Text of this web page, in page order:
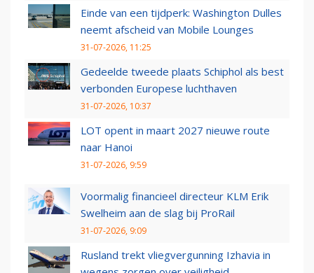
Einde van een tijdperk: Washington Dulles
neemt afscheid van Mobile Lounges
31-07-2026, 11:25
Gedeelde tweede plaats Schiphol als best
verbonden Europese luchthaven
31-07-2026, 10:37
LOT opent in maart 2027 nieuwe route
naar Hanoi
31-07-2026, 9:59
Voormalig financieel directeur KLM Erik
Swelheim aan de slag bij ProRail
31-07-2026, 9:09
Rusland trekt vliegvergunning Izhavia in